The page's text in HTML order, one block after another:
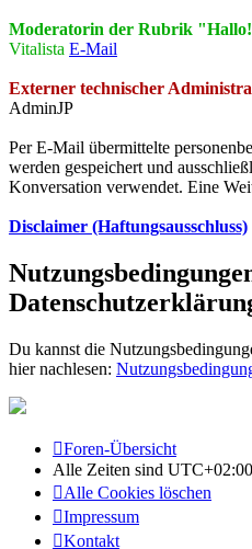
Moderatorin der Rubrik
Vitalista E-Mail
Externer technischer
AdminJP
Per E-Mail übermittelte
werden gespeichert und
Konversation verwendet. Eine
Disclaimer (Haftungsausschluss)
Du kannst die
hier nachlesen:
Foren-Übersicht
Alle Zeiten sind UTC+02:00
Alle Cookies löschen
Impressum
Kontakt